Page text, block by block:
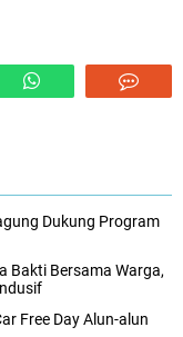
Dukung Program
Bakti Bersama Warga,
Free Day Alun-alun